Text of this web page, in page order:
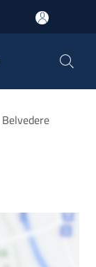
Belvedere